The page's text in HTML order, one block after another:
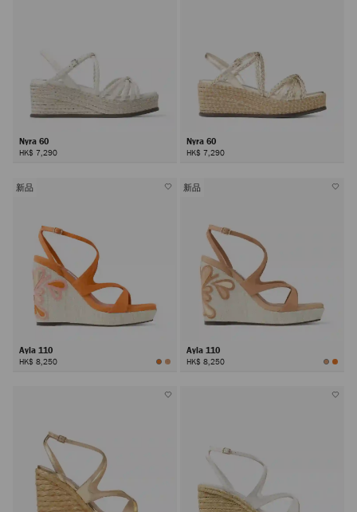
Nyra 60
HK$ 7,290
Nyra 60
HK$ 7,290
新品
Ayla 110
HK$ 8,250
新品
Ayla 110
HK$ 8,250